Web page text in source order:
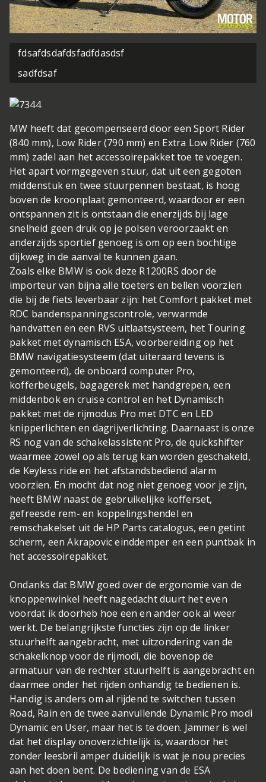
fdsafdsdafdsfadfdasdsf
sadfdsaf
MW heeft dat gecompenseerd door een Sport Rider
(840 mm), Low Rider (790 mm) en Extra Low Rider (760
mm) zadel aan het accessoirepakket toe te voegen.
Het apart vormgegeven stuur, dat uit een gegoten
middenstuk en twee stuurpennen bestaat, is hoog
boven de kroonplaat gemonteerd, waardoor er een
ontspannen zit is ontstaan die enerzijds bij lage
snelheid geen druk op je polsen veroorzaakt en
anderzijds sportief genoeg is om op een bochtige
dijkweg in de aanval te kunnen gaan.
Zoals elke BMW is ook deze R1200RS door de
importeur van bijna alle toeters en bellen voorzien
die bij de fiets leverbaar zijn: het Comfort pakket met
RDC bandenspanningscontrole, verwarmde
handvatten en een RVS uitlaatsysteem, het Touring
pakket met dynamisch ESA, voorbereiding op het
BMW navigatiesysteem (dat uiteraard tevens is
gemonteerd), de onboard computer Pro,
kofferbeugels, bagagerek met handgrepen, een
middenbok en cruise control en het Dynamisch
pakket met de rijmodus Pro met DTC en LED
knipperlichten en dagrijverlichting. Daarnaast is onze
RS nog van de schakelassistent Pro, de quickshifter
waarmee zowel op als terug kan worden geschakeld,
de Keyless ride en het afstandsbediend alarm
voorzien. En mocht dat nog niet genoeg voor je zijn,
heeft BMW naast de gebruikelijke kofferset,
gefreesde rem- en koppelingshendel en
remschakelset uit de HP Parts catalogus, een getint
scherm, een Akrapovic einddemper en een puntbak in
het accessoirepakket.
Ondanks dat BMW goed over de ergonomie van de
knoppenwinkel heeft nagedacht duurt het even
voordat ik doorheb hoe een en ander ook al weer
werkt. De belangrijkste functies zijn op de linker
stuurhelft aangebracht, met uitzondering van de
schakelknop voor de rijmodi, die bovenop de
armatuur van de rechter stuurhelft is aangebracht en
daarmee onder het rijden onhandig te bedienen is.
Handig is anders om al rijdend te switchen tussen
Road, Rain en de twee aanvullende Dynamic Pro modi
Dynamic en User, maar het is te doen. Jammer is wel
dat het display onoverzichtelijk is, waardoor het
zonder leesbril amper duidelijk is wat je nou precies
aan het doen bent. De bediening van de ESA